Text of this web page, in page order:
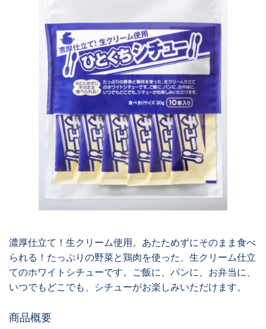
濃厚仕立て！生クリーム使用。あたためずにそのまま食べ
られる！たっぷりの野菜と鶏肉を使った、生クリーム仕立
てのホワイトシチューです。ご飯に、パンに、お弁当に、
いつでもどこでも、シチューがお楽しみいただけます。
商品概要